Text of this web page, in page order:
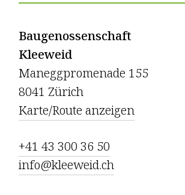
Baugenossenschaft
Kleeweid
Maneggpromenade 155
8041 Zürich
Karte/Route anzeigen
+41 43 300 36 50
info@kleeweid.ch